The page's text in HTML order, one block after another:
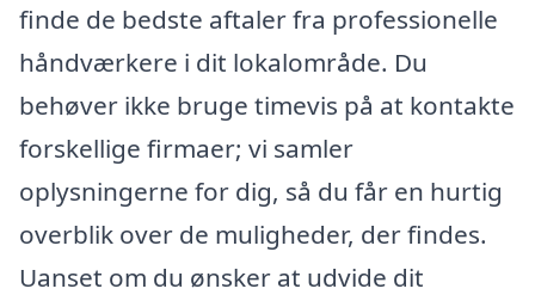
finde de bedste aftaler fra professionelle
håndværkere i dit lokalområde. Du
behøver ikke bruge timevis på at kontakte
forskellige firmaer; vi samler
oplysningerne for dig, så du får en hurtig
overblik over de muligheder, der findes.
Uanset om du ønsker at udvide dit